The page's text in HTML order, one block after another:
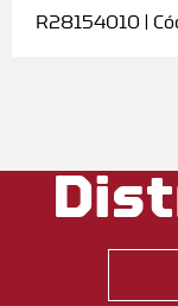
R28154010 |